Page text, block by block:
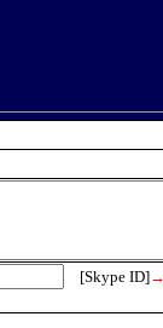
[Skype ID]